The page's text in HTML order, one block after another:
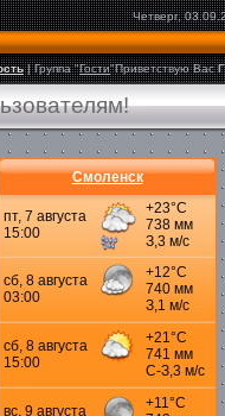
Четверг,
|Группа"Гости"Приветствую Вас
Смоленск